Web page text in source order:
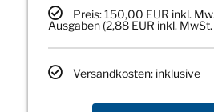
Preis: 150,00 EUR inkl.
Ausgaben (2,88 EUR inkl.
Versandkosten: inklusive